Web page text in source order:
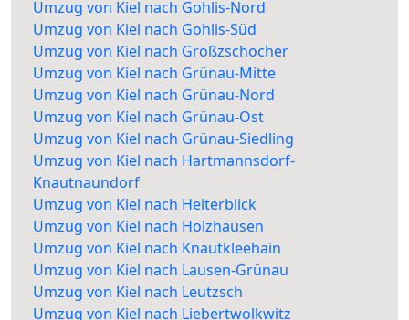
Umzug von Kiel nach Gohlis-Nord
Umzug von Kiel nach Gohlis-Süd
Umzug von Kiel nach Großzschocher
Umzug von Kiel nach Grünau-Mitte
Umzug von Kiel nach Grünau-Nord
Umzug von Kiel nach Grünau-Ost
Umzug von Kiel nach Grünau-Siedling
Umzug von Kiel nach Hartmannsdorf-
Knautnaundorf
Umzug von Kiel nach Heiterblick
Umzug von Kiel nach Holzhausen
Umzug von Kiel nach Knautkleehain
Umzug von Kiel nach Lausen-Grünau
Umzug von Kiel nach Leutzsch
Umzug von Kiel nach Liebertwolkwitz